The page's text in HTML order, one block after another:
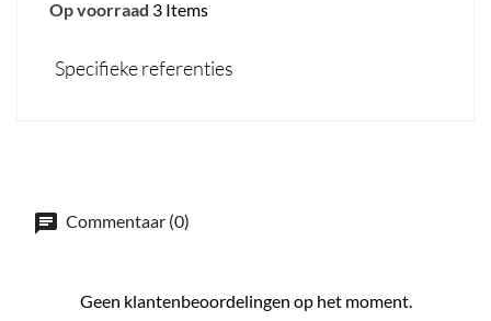
Op voorraad 3 Items
Specifieke referenties
Commentaar (0)
Geen klantenbeoordelingen op het moment.